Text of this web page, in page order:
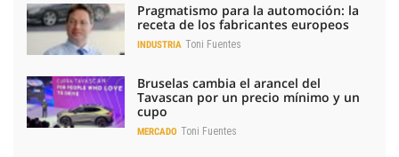
Pragmatismo para la automoción: la
receta de los fabricantes europeos
INDUSTRIA Toni Fuentes
Bruselas cambia el arancel del
Tavascan por un precio mínimo y un
cupo
MERCADO Toni Fuentes